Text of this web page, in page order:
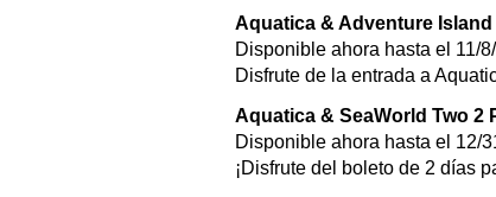
Aquatica & Adventure
Disponible ahora hasta el 11/
Disfrute de la entrada a
Aquatica & SeaWorld Two 2
Disponible ahora hasta el 12/
¡Disfrute del boleto de 2 días